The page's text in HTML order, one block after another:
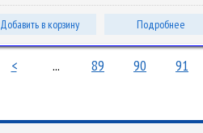
Добавить в корзину Подробнее
< ... 89 90 91